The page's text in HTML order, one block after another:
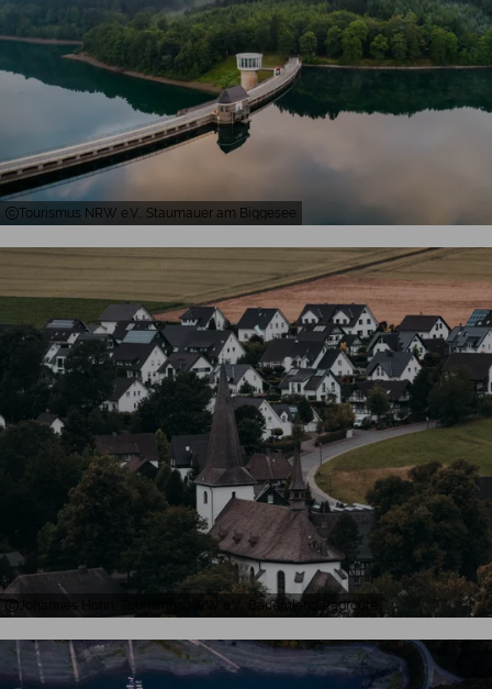
Tourismus NRW e.V., Staumauer am Biggesee
Johannes Höhn, Tourismus NRW e.V., Bauernland Radroute